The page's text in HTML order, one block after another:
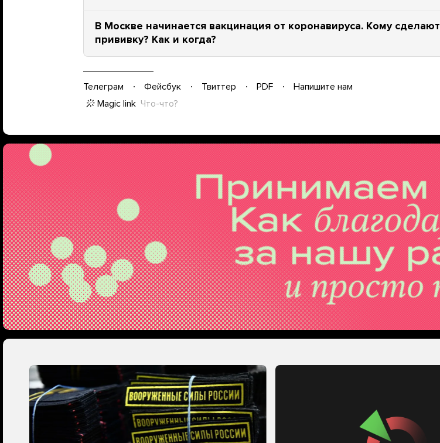
В Москве начинается вакцинация от коронавируса. Кому сделают
прививку? Как и когда?
Телеграм Фейсбук Твиттер PDF
Напишите нам
Magic link Что-что?